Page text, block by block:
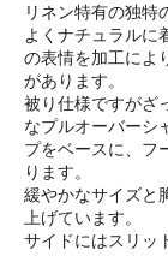
リネン特有の独特
よくナチュラルに
の表情を加工によ
があります。
被り仕様ですがざ
なプルオーバーシ
プをベースに、フ
ります。
緩やかなサイズと
上げています。
サイドにはスリッ